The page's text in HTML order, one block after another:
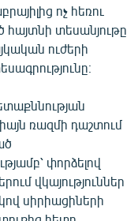
ոչ հեռու
տեսանյութը
ուժերի
ռազմի դաշտում
փորձելով
վկայություններ
սիրիացիների